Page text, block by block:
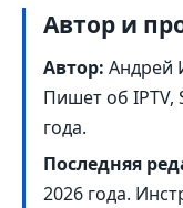
Автор и
Автор: Андрей
Пишет об IPTV,
года.
Последняя
2026 года.